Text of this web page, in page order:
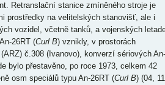
Retranslační stanice zmíněného stroje je
prostředky na velitelských stanovišť, ale i
vozidel, včetně tanků, a vojenských
26RT (Curl B) vznikly, v prostorách
č.308 (Ivanovo), konverzí sériových An-
bylo přestavěno, po roce 1973, celkem 42
osm speciálů typu An-26RT (Curl B) (04,